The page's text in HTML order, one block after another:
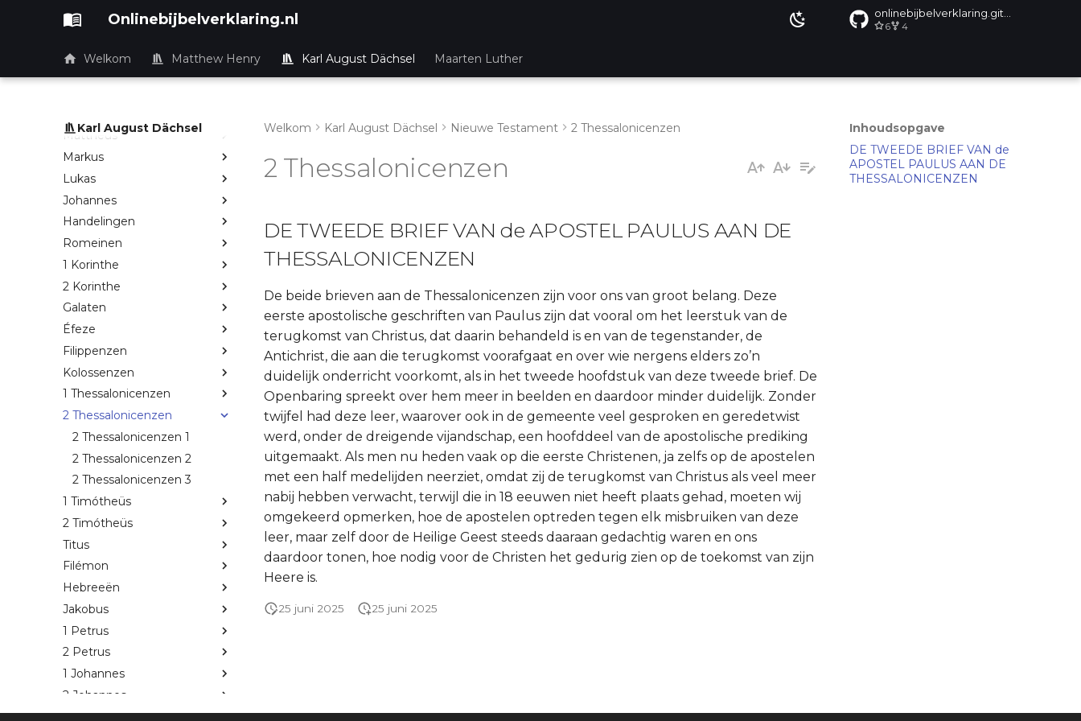
Onlinebijbelverklaring.nl 6 4
Welkom Matthew Henry Karl August Dächsel Maarten Luther
Karl August Dächsel
Prediker
Jona
Hábakuk
Matthéüs
Markus
Lukas
Johannes
Handelingen
Romeinen
1 Korinthe
2 Korinthe
Galaten
Éfeze
Filippenzen
Kolossenzen
1 Thessalonicenzen
2 Thessalonicenzen
2 Thessalonicenzen 1
2 Thessalonicenzen 2
2 Thessalonicenzen 3
1 Timótheüs
2 Timótheüs
Titus
Filémon
Hebreeën
Jakobus
1 Petrus
2 Petrus
1 Johannes
2 Johannes
3 Johannes
Inhoudsopgave
DE TWEEDE BRIEF VAN de
APOSTEL PAULUS AAN DE
THESSALONICENZEN
Welkom Karl August Dächsel Nieuwe Testament 2 Thessalonicenzen
2 Thessalonicenzen
DE TWEEDE BRIEF VAN de APOSTEL PAULUS AAN DE
THESSALONICENZEN
De beide brieven aan de Thessalonicenzen zijn voor ons van groot belang. Deze
eerste apostolische geschriften van Paulus zijn dat vooral om het leerstuk van de
terugkomst van Christus, dat daarin behandeld is en van de tegenstander, de
Antichrist, die aan die terugkomst voorafgaat en over wie nergens elders zo’n
duidelijk onderricht voorkomt, als in het tweede hoofdstuk van deze tweede brief. De
Openbaring spreekt over hem meer in beelden en daardoor minder duidelijk. Zonder
twijfel had deze leer, waarover ook in de gemeente veel gesproken en geredetwist
werd, onder de dreigende vijandschap, een hoofddeel van de apostolische prediking
uitgemaakt. Als men nu heden vaak op die eerste Christenen, ja zelfs op de apostelen
met een half medelijden neerziet, omdat zij de terugkomst van Christus als veel meer
nabij hebben verwacht, terwijl die in 18 eeuwen niet heeft plaats gehad, moeten wij
omgekeerd opmerken, hoe de apostelen optreden tegen elk misbruiken van deze
leer, maar zelf door de Heilige Geest steeds daaraan gedachtig waren en ons
daardoor tonen, hoe nodig voor de Christen het gedurig zien op de toekomst van zijn
Heere is.
25 juni 2025 25 juni 2025